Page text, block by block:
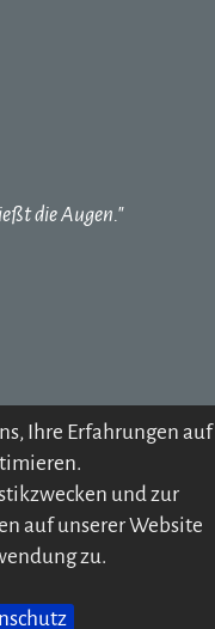
Ihre Erfahrungen auf
und zur
auf unserer Website
zu.
die Augen."
DATENSCHUTZ